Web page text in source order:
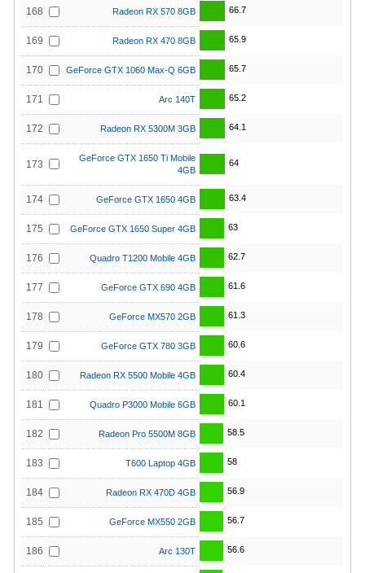
168 Radeon RX 570 8GB 66.7
169 Radeon RX 470 8GB 65.9
170 GeForce GTX 1060 Max-Q 6GB 65.7
171 Arc 140T 65.2
172 Radeon RX 5300M 3GB 64.1
173
GeForce GTX 1650 Ti Mobile
4GB
64
174 GeForce GTX 1650 4GB 63.4
175 GeForce GTX 1650 Super 4GB 63
176 Quadro T1200 Mobile 4GB 62.7
177 GeForce GTX 690 4GB 61.6
178 GeForce MX570 2GB 61.3
179 GeForce GTX 780 3GB 60.6
180 Radeon RX 5500 Mobile 4GB 60.4
181 Quadro P3000 Mobile 6GB 60.1
182 Radeon Pro 5500M 8GB 58.5
183 T600 Laptop 4GB 58
184 Radeon RX 470D 4GB 56.9
185 GeForce MX550 2GB 56.7
186 Arc 130T 56.6